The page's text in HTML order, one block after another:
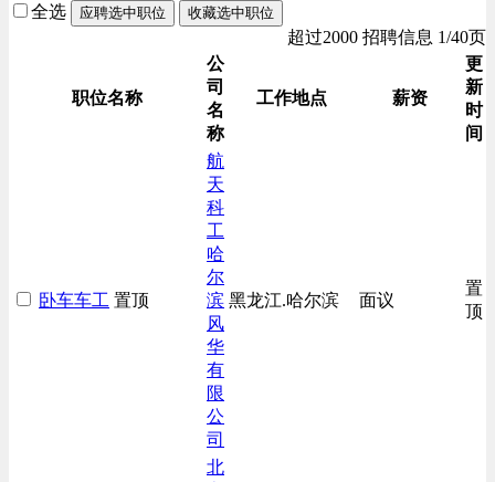
全选 应聘选中职位 收藏选中职位
超过2000 招聘信息 1/40页
职位名称
公
司
名
称
工作地点 薪资
更
新
时
间
卧车车工 置顶
航
天
科
工
哈
尔
滨
风
华
有
限
公
司
黑龙江.哈尔滨 面议
置
顶
北